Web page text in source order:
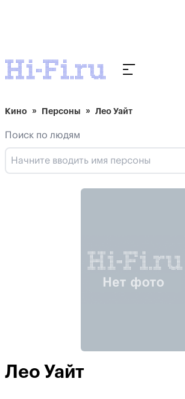
Кино Персоны Лео Уайт
Поиск по людям
Лео Уайт